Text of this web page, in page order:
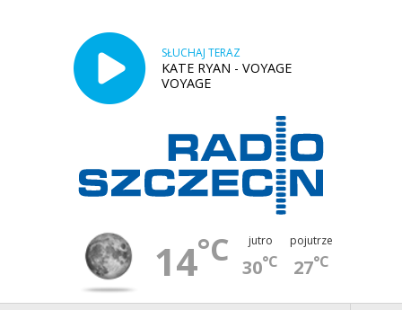
SŁUCHAJ TERAZ
KATE RYAN - VOYAGE
VOYAGE
14°C jutro
30°C
pojutrze
27°C